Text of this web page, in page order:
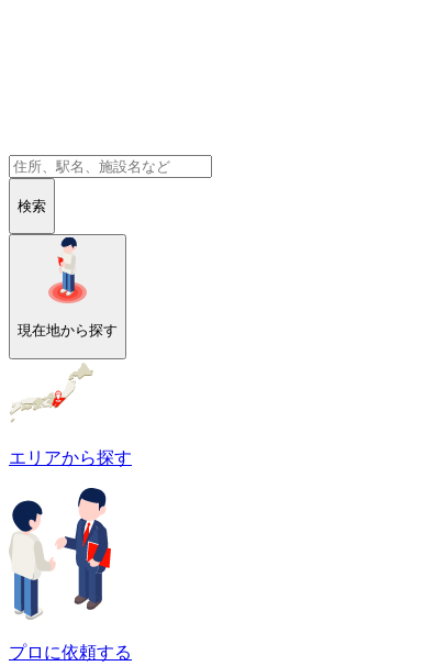
検索
現在地から探す
エリアから探す
プロに依頼する